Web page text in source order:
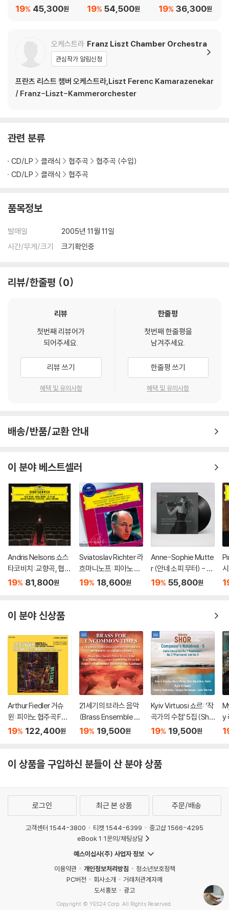
기념 실황 (Mozart - 1
l Hall Concerts)
45,300원
19%
rtos and Symphonie
54,500원
19%
/ 포레: 바이올린 소나
ck: Violin Sonatas)
36,300원
19%
오케스트라 Franz Liszt Chamber Orchestra
관심작가 알림신청
프란츠 리스트 챔버 오케스트라,Liszt Ferenc Kamarazenekar
/ Franz-Liszt-Kammerorchester
관련 분류
CD/LP 클래식 협주곡
협주곡 (수입)
CD/LP
클래식 협주곡
품목정보
발매일
2005년 11월 11일
시간/무게/크기
크기확인중
리뷰/한줄평 0
리뷰
첫번째 리뷰어가
되어주세요.
리뷰 쓰기
혜택 및 유의사항
한줄평
첫번째 한줄평을
남겨주세요.
한줄평 쓰기
혜택 및 유의사항
배송/반품/교환 안내
이 분야 베스트셀러
Andris Nelsons 쇼스
타코비치: 교향곡, 협주
곡 (Shostakovich: S
of Mtsensk District)
19% 81,800원
Sviatoslav Richter 라
흐마니노프: 피아노 협
주곡 2번 / 차이코프스
o No.1)
19% 18,600원
Anne-Sophie Mutte
r (안네 소피 무터) - Ea
st Meets West [2L
19% 55,800원
이 분야 신상품
Arthur Fiedler 거슈
윈: 피아노 협주곡 F장
조 (Gershwin: Conc
[2LP]
19% 122,400원
21세기의 브라스 음악
(Brass Ensemble M
usic - 21st Century)
19% 19,500원
Kyiv Virtuosi 쇼르: ‘작
곡가의 수첩’ 5집 (Sho
r: Composer’s Note
19% 19,500원
y
이 상품을 구입하신 분들이 산 분야 상품
로그인 최근 본 상품 주문/배송
고객센터 1544-3800 티켓 1544-6399
중고샵 1566-4295
eBook 1:1문의/채팅상담
예스이십사(주) 사업자 정보
이용약관
개인정보처리방침
청소년보호정책
PC버전
회사소개
거래처관계자께
도서홍보
광고
Copyright © YES24 Corp. All Rights Reserved.